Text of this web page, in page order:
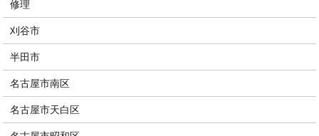
修理
刈谷市
半田市
名古屋市南区
名古屋市天白区